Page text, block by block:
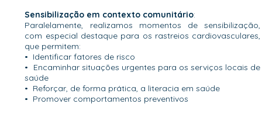
Sensibilização em contexto comunitário:
Paralelamente, realizamos momentos de sensibilização,
com especial destaque para os rastreios cardiovasculares,
que permitem:
•⁠ ⁠Identificar fatores de risco
•⁠ ⁠Encaminhar situações urgentes para os serviços locais de
saúde
•⁠ ⁠Reforçar, de forma prática, a literacia em saúde
•⁠ ⁠Promover comportamentos preventivos